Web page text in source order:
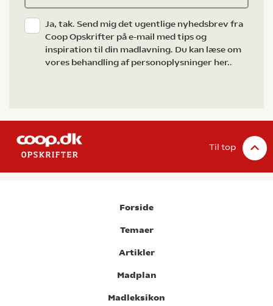
Ja, tak. Send mig det ugentlige nyhedsbrev fra
Coop Opskrifter på e-mail med tips og
inspiration til din madlavning. Du kan læse om
vores behandling af personoplysninger her..
Til top
Forside
Temaer
Artikler
Madplan
Madleksikon